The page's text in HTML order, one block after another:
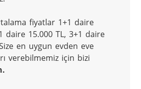
fiyatlar 1+1 daire
daire 15.000 TL, 3+1 daire
en uygun evden eve